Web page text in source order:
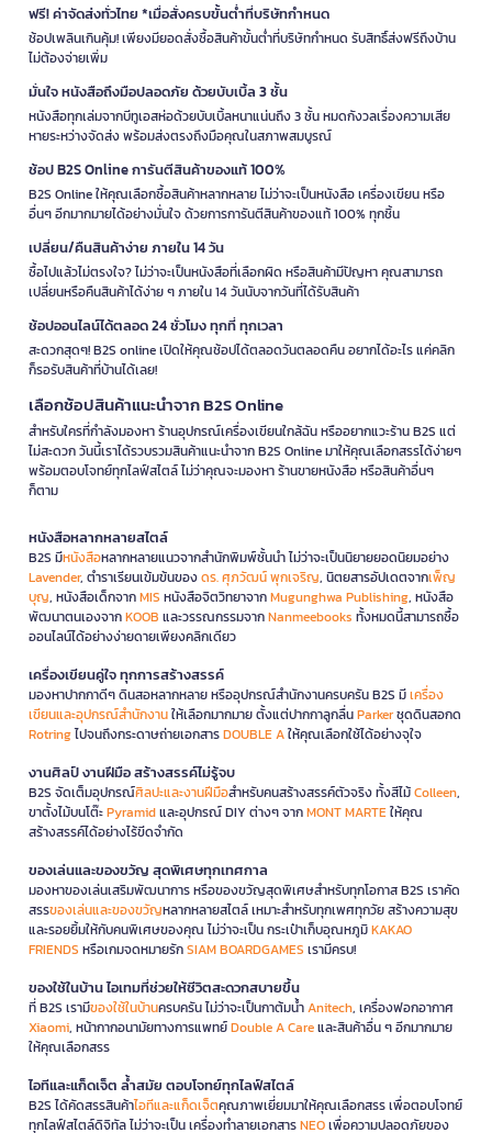
ฟรี! ค่าจัดส่งทั่วไทย *เมื่อสั่งครบขั้นต่ำที่บริษัทกำหนด
ช้อปเพลินเกินคุ้ม! เพียงมียอดสั่งซื้อสินค้าขั้นต่ำที่บริษัทกำหนด รับสิทธิ์ส่งฟรีถึงบ้าน
ไม่ต้องจ่ายเพิ่ม
มั่นใจ หนังสือถึงมือปลอดภัย ด้วยบับเบิ้ล 3 ชั้น
หนังสือทุกเล่มจากบีทูเอสห่อด้วยบับเบิ้ลหนาแน่นถึง 3 ชั้น หมดกังวลเรื่องความเสีย
หายระหว่างจัดส่ง พร้อมส่งตรงถึงมือคุณในสภาพสมบูรณ์
ช้อป B2S Online การันตีสินค้าของแท้ 100%
B2S Online ให้คุณเลือกซื้อสินค้าหลากหลาย ไม่ว่าจะเป็นหนังสือ เครื่องเขียน หรือ
อื่นๆ อีกมากมายได้อย่างมั่นใจ ด้วยการการันตีสินค้าของแท้ 100% ทุกชิ้น
เปลี่ยน/คืนสินค้าง่าย ภายใน 14 วัน
ซื้อไปแล้วไม่ตรงใจ? ไม่ว่าจะเป็นหนังสือที่เลือกผิด หรือสินค้ามีปัญหา คุณสามารถ
เปลี่ยนหรือคืนสินค้าได้ง่าย ๆ ภายใน 14 วันนับจากวันที่ได้รับสินค้า
ช้อปออนไลน์ได้ตลอด 24 ชั่วโมง ทุกที่ ทุกเวลา
สะดวกสุดๆ! B2S online เปิดให้คุณช้อปได้ตลอดวันตลอดคืน อยากได้อะไร แค่คลิก
ก็รอรับสินค้าที่บ้านได้เลย!
เลือกช้อปสินค้าแนะนำจาก B2S Online
สำหรับใครที่กำลังมองหา ร้านอุปกรณ์เครื่องเขียนใกล้ฉัน หรืออยากแวะร้าน B2S แต่
ไม่สะดวก วันนี้เราได้รวบรวมสินค้าแนะนำจาก B2S Online มาให้คุณเลือกสรรได้ง่ายๆ
พร้อมตอบโจทย์ทุกไลฟ์สไตล์ ไม่ว่าคุณจะมองหา ร้านขายหนังสือ หรือสินค้าอื่นๆ
ก็ตาม
หนังสือหลากหลายสไตล์
B2S มีหนังสือหลากหลายแนวจากสำนักพิมพ์ชั้นนำ ไม่ว่าจะเป็นนิยายยอดนิยมอย่าง
Lavender, ตำราเรียนเข้มข้นของดร. ศุภวัฒน์ พุกเจริญ, นิตยสารอัปเดตจากเพ็ญ
บุญ, หนังสือเด็กจากMIS หนังสือจิตวิทยาจากMugunghwa Publishing, หนังสือ
พัฒนาตนเองจากKOOB และวรรณกรรมจากNanmeebooks ทั้งหมดนี้สามารถซื้อ
ออนไลน์ได้อย่างง่ายดายเพียงคลิกเดียว
เครื่องเขียนคู่ใจ ทุกการสร้างสรรค์
มองหาปากกาดีๆ ดินสอหลากหลาย หรืออุปกรณ์สำนักงานครบครัน B2S มีเครื่อง
เขียนและอุปกรณ์สำนักงานให้เลือกมากมาย ตั้งแต่ปากกาลูกลื่นParkerชุดดินสอกด
Rotringไปจนถึงกระดาษถ่ายเอกสารDOUBLE Aให้คุณเลือกใช้ได้อย่างจุใจ
งานศิลป์ งานฝีมือ สร้างสรรค์ไม่รู้จบ
B2S จัดเต็มอุปกรณ์ศิลปะและงานฝีมือสำหรับคนสร้างสรรค์ตัวจริง ทั้งสีไม้Colleen,
ขาตั้งไม้บนโต๊ะPyramidและอุปกรณ์ DIY ต่างๆ จากMONT MARTEให้คุณ
สร้างสรรค์ได้อย่างไร้ขีดจำกัด
ของเล่นและของขวัญ สุดพิเศษทุกเทศกาล
มองหาของเล่นเสริมพัฒนาการ หรือของขวัญสุดพิเศษสำหรับทุกโอกาส B2S เราคัด
สรรของเล่นและของขวัญหลากหลายสไตล์ เหมาะสำหรับทุกเพศทุกวัย สร้างความสุข
และรอยยิ้มให้กับคนพิเศษของคุณ ไม่ว่าจะเป็น กระเป๋าเก็บอุณหภูมิKAKAO
FRIENDS หรือเกมจดหมายรักSIAM BOARDGAMES เรามีครบ!
ของใช้ในบ้าน ไอเทมที่ช่วยให้ชีวิตสะดวกสบายขึ้น
ที่ B2S เรามีของใช้ในบ้านครบครัน ไม่ว่าจะเป็นกาต้มน้ำAnitech, เครื่องฟอกอากาศ
Xiaomi, หน้ากากอนามัยทางการแพทย์Double A Careและสินค้าอื่น ๆ อีกมากมาย
ให้คุณเลือกสรร
ไอทีและแก็ดเจ็ต ล้ำสมัย ตอบโจทย์ทุกไลฟ์สไตล์
B2S ได้คัดสรรสินค้าไอทีและแก็ดเจ็ตคุณภาพเยี่ยมมาให้คุณเลือกสรร เพื่อตอบโจทย์
ทุกไลฟ์สไตล์ดิจิทัล ไม่ว่าจะเป็น เครื่องทำลายเอกสารNEOเพื่อความปลอดภัยของ